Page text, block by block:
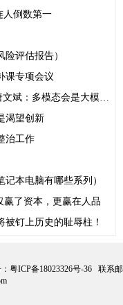
人倒数第一
评估报告）
课专项会议
多模态会是大模型的未来
渴望创新
治工作
本电脑有哪些系列）
赢了资本，更赢在人品
钉上历史的耻辱柱！
粤ICP备18023326号-36联系邮